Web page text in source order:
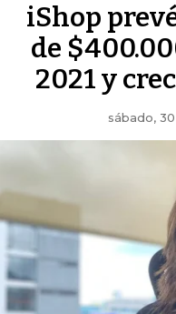
iShop
de
2021 y
sábado,